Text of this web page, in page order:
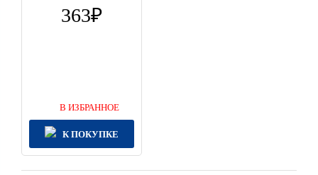
363
В ИЗБРАННОЕ
К ПОКУПКЕ